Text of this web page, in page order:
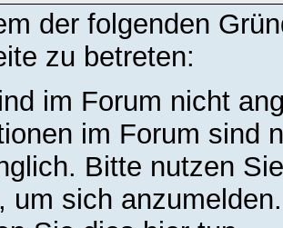
der folgenden
zu betreten:
im Forum nicht
im Forum sind
Bitte nutzen
um sich